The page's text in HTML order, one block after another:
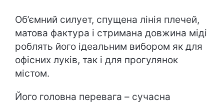
Об’ємний силует, спущена лінія плечей,
матова фактура і стримана довжина міді
роблять його ідеальним вибором як для
офісних луків, так і для прогулянок
містом.
Його головна перевага – сучасна